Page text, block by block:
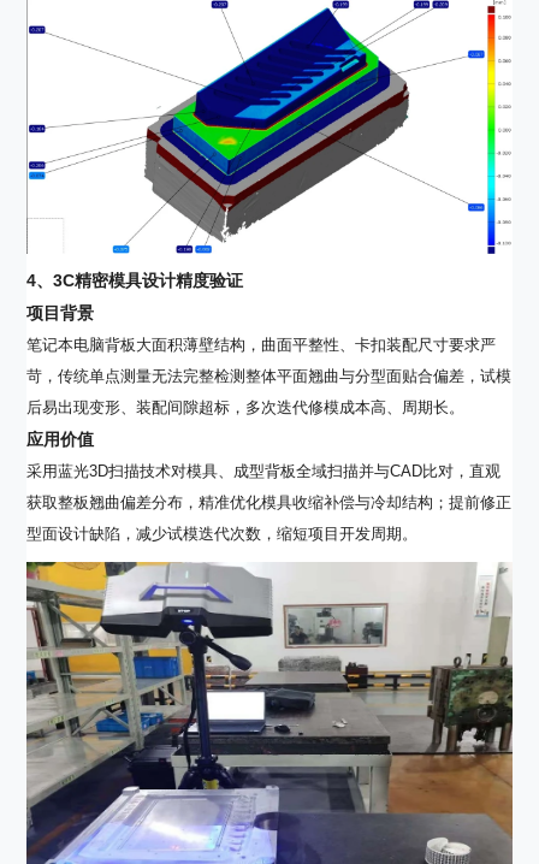
4、3C精密模具设计精度验证
项目背景
笔记本电脑背板大面积薄壁结构，曲面平整性、卡扣装配尺寸要求严
苛，传统单点测量无法完整检测整体平面翘曲与分型面贴合偏差，试模
后易出现变形、装配间隙超标，多次迭代修模成本高、周期长。
应用价值
采用蓝光3D扫描技术对模具、成型背板全域扫描并与CAD比对，直观
获取整板翘曲偏差分布，精准优化模具收缩补偿与冷却结构；提前修正
型面设计缺陷，减少试模迭代次数，缩短项目开发周期。